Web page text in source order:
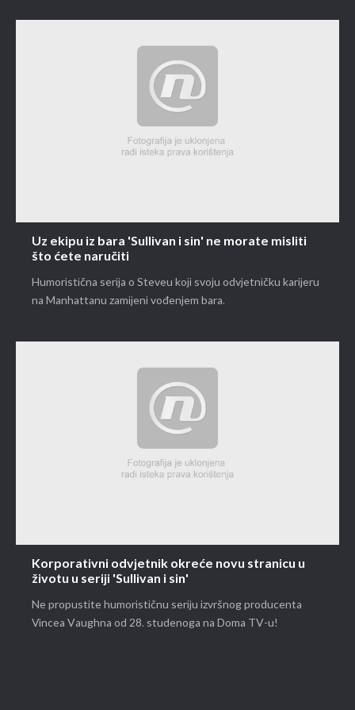
Uz ekipu iz bara 'Sullivan i sin' ne morate misliti
što ćete naručiti
Humoristična serija o Steveu koji svoju odvjetničku karijeru
na Manhattanu zamijeni vođenjem bara.
Korporativni odvjetnik okreće novu stranicu u
životu u seriji 'Sullivan i sin'
Ne propustite humorističnu seriju izvršnog producenta
Vincea Vaughna od 28. studenoga na Doma TV-u!